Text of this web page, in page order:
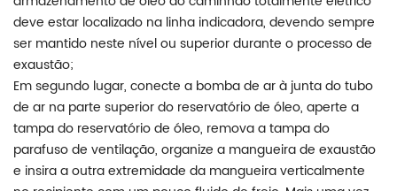
deve estar localizado na linha indicadora, devendo sempre
ser mantido neste nível ou superior durante o processo de
exaustão;
Em segundo lugar, conecte a bomba de ar à junta do tubo
de ar na parte superior do reservatório de óleo, aperte a
tampa do reservatório de óleo, remova a tampa do
parafuso de ventilação, organize a mangueira de exaustão
e insira a outra extremidade da mangueira verticalmente